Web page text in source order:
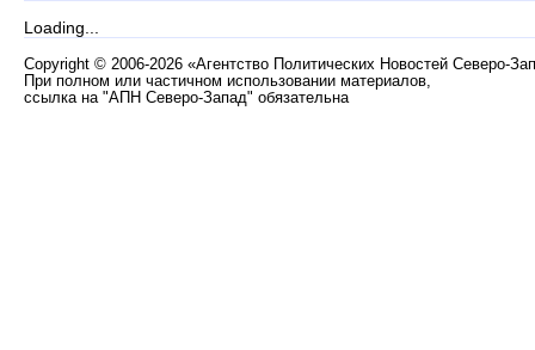
Loading...
Copyright © 2006-2026 «Агентство Политических Новостей Северо-
При полном или частичном использовании материалов,
ссылка на "АПН Северо-Запад" обязательна